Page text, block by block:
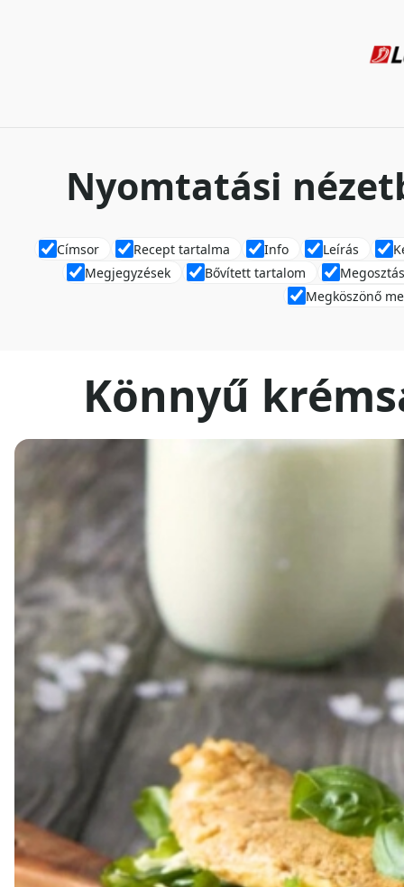
Nyomtatási
Címsor Recept tartalma Info Leírás
Megjegyzések
Bővített tartalom
Megköszönő
Könnyű